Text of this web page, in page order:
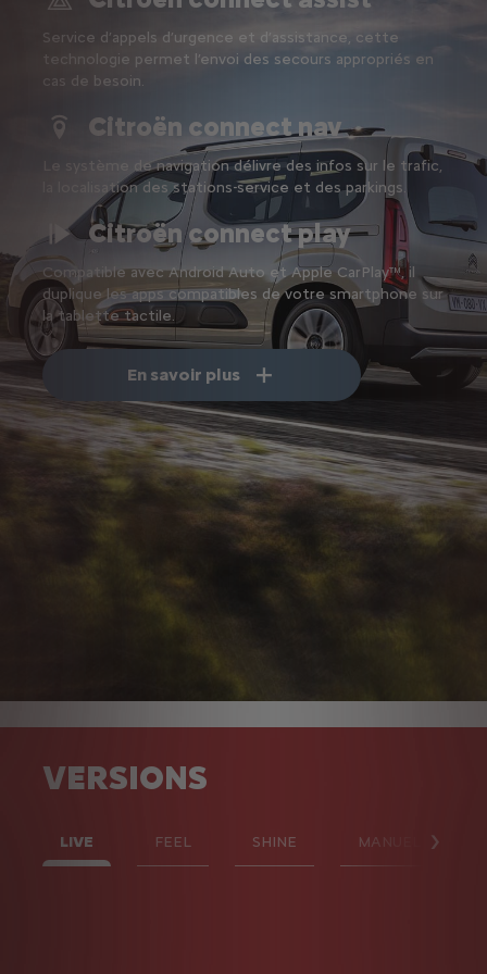
Service d’appels d’urgence et d’assistance, cette
technologie permet l’envoi des secours appropriés en
cas de besoin.
Citroën connect nav
Le système de navigation délivre des infos sur le trafic,
la localisation des stations-service et des parkings.
Citroën connect play
Compatible avec Android Auto et Apple CarPlay™, il
duplique les apps compatibles de votre smartphone sur
la tablette tactile.
En savoir plus
VERSIONS
LIVE FEEL SHINE MANUELLE